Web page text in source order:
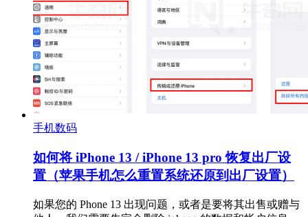
手机数码
如何将 iPhone 13 / iPhone 13 pro 恢复出厂设
置（苹果手机怎么重置系统还原到出厂设置）
如果您的 Phone 13 出现问题，或者是要将其出售或赠与